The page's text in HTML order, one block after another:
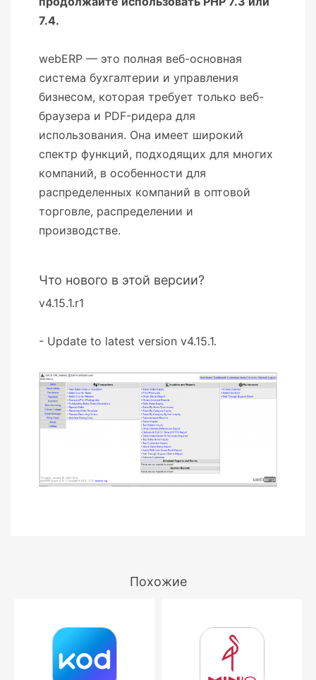
7.4.
webERP — это полная веб-основная
система бухгалтерии и управления
бизнесом, которая требует только веб-
браузера и PDF-ридера для
использования. Она имеет широкий
спектр функций, подходящих для многих
компаний, в особенности для
распределенных компаний в оптовой
торговле, распределении и
производстве.
Что нового в этой версии?
v4.15.1.r1
- Update to latest version v4.15.1.
Похожие